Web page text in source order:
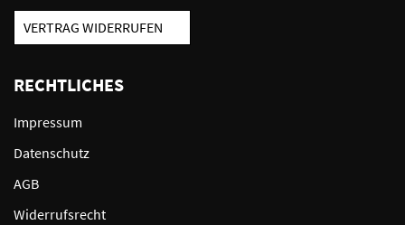
VERTRAG WIDERRUFEN
RECHTLICHES
Impressum
Datenschutz
AGB
Widerrufsrecht